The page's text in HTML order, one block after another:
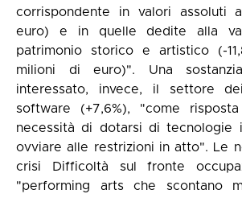
corrispondente in valori assoluti
euro) e in quelle dedite alla
patrimonio storico e artistico (-
milioni di euro)". Una
interessato, invece, il settore
software (+7,6%), "come
necessità di dotarsi di tecnologie
ovviare alle restrizioni in atto". Le
crisi Difficoltà sul fronte
"performing arts che scontano